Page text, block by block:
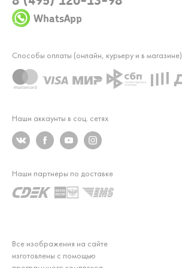
WhatsApp
Наши аккаунты в соц. сетях
Все изображения на сайте
изготовлены с помощью
Способы оплаты (онлайн, курьеру и в магазине)
Наши партнеры по доставке